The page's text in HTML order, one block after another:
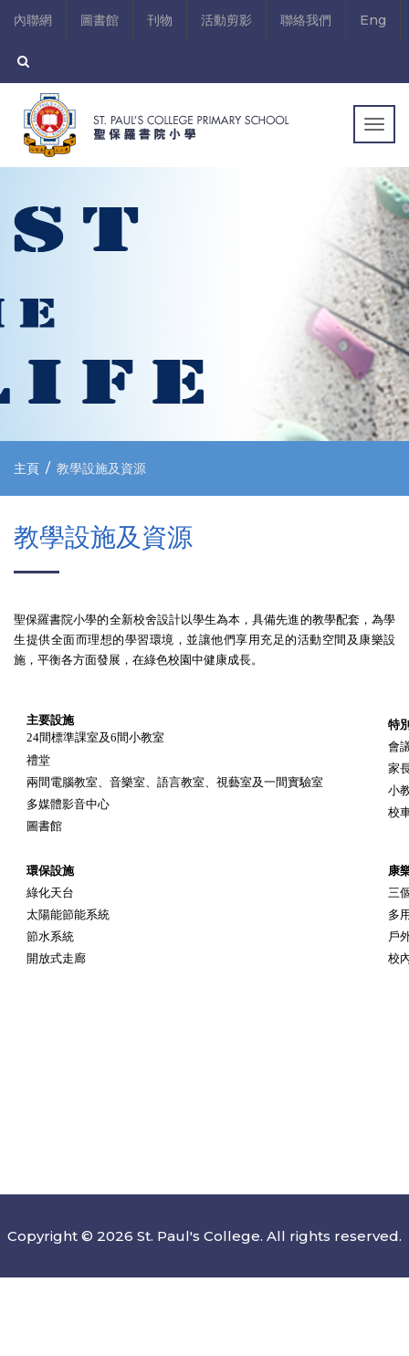
內聯網 圖書館 刊物 活動剪影 聯絡我們 Eng
主頁 教學設施及資源
教學設施及資源
聖保羅書院小學的全新校舍設計以學生為本，具備先進的教學配套，為學
生提供全面而理想的學習環境 ， 並讓他們享用充足的活動空間及康樂設
施，平衡各方面發展，在綠色校園中健康成長。
主要設施
24間標準課室及6間小教室
禮堂
兩間電腦教室、音樂室、語言教室、視藝室及一間實驗室
多媒體影音中心
圖書館
特
會
家
小
校
環保設施
綠化天台
太陽能節能系統
節水系統
開放式走廊
康
三
多
戶
校
Copyright © 2026 St. Paul's College. All rights reserved.